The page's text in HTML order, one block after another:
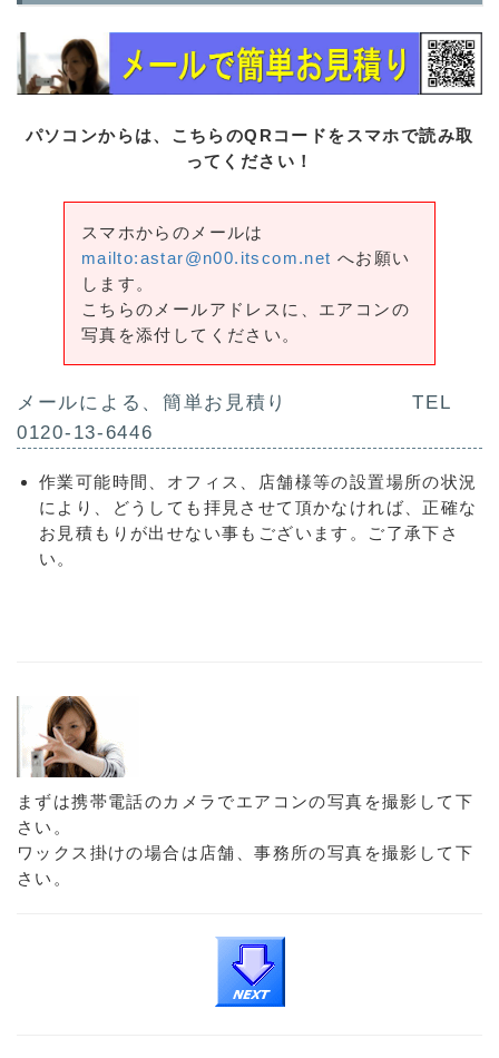
パソコンからは、こちらのQRコードをスマホで読み取
ってください！
スマホからのメールは
mailto:astar@n00.itscom.net へお願い
します。
こちらのメールアドレスに、エアコンの
写真を添付してください。
メールによる、簡単お見積り TEL
0120-13-6446
作業可能時間、オフィス、店舗様等の設置場所の状況
により、どうしても拝見させて頂かなければ、正確な
お見積もりが出せない事もございます。ご了承下さ
い。
まずは携帯電話のカメラでエアコンの写真を撮影して下
さい。
ワックス掛けの場合は店舗、事務所の写真を撮影して下
さい。